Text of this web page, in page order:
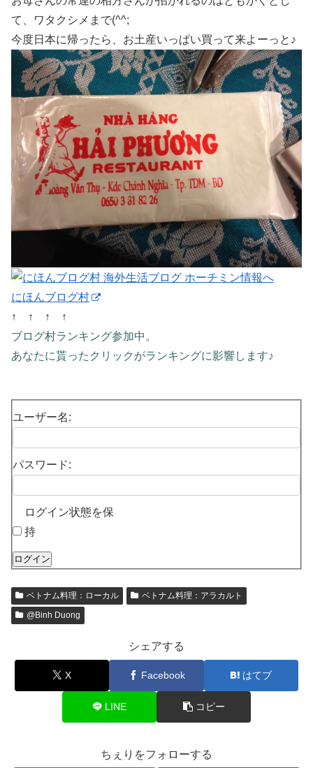
て、ワタクシメまで(^^;
今度日本に帰ったら、お土産いっぱい買って来よーっと♪
にほんブログ村
↑ ↑ ↑ ↑
ブログ村ランキング参加中。
あなたに貰ったクリックがランキングに影響します♪
ユーザー名:
パスワード:
ログイン状態を保
持
ログイン
ベトナム料理：ローカル
ベトナム料理：アラカルト
@Binh Duong
シェアする
X Facebook はてブ
LINE コピー
ちぇりをフォローする